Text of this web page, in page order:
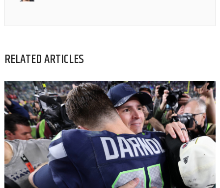
RELATED ARTICLES